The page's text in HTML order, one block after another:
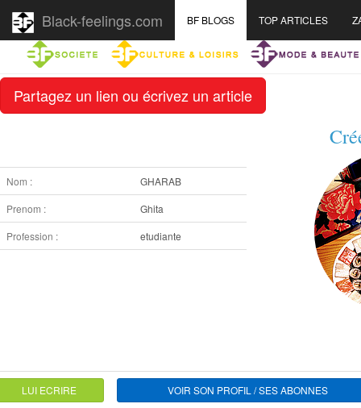
Partagez un lien ou écrivez un article
Black-feelings.com BF BLOGS TOP ARTICLES
Nom :
GHARAB
Prenom :
Ghita
Profession :
etudiante
LUI ECRIRE VOIR SON PROFIL / SES ABONNES